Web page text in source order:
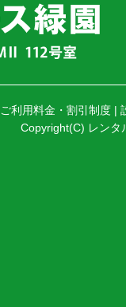
ご利用料金・割引制度 |
Copyright(C) レンタ